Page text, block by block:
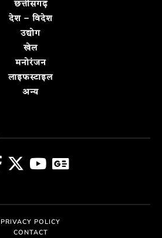
छत्तीसगढ़
देश – विदेश
उद्योग
खेल
मनोरंजन
लाइफस्टाइल
अन्य
PRIVACY POLICY
CONTACT